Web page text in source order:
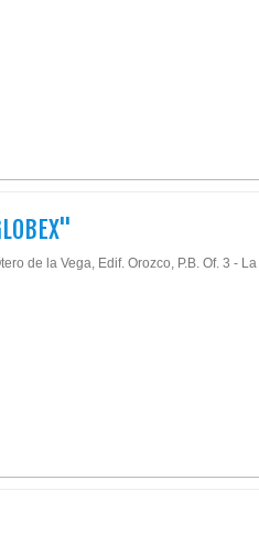
de la Vega, Edif. Orozco, P.B. Of. 3 - La